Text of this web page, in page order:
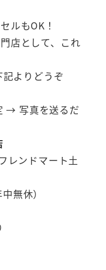
ルもOK！
店として、これ
よりどうぞ
→ 写真を送るだ
レンドマート土
無休）